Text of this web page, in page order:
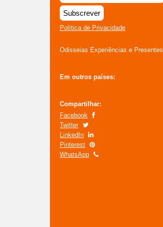
Subscrever
Política de Privacidade
Odisseias Experiências e Presentes
Em outros países:
Compartilhar:
Facebook
Twitter
LinkedIn
Pinterest
WhatsApp